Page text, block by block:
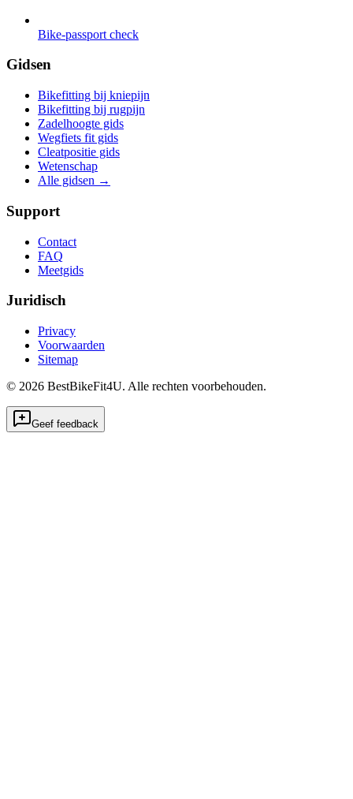
Bike-passport check
Gidsen
Bikefitting bij kniepijn
Bikefitting bij rugpijn
Zadelhoogte gids
Wegfiets fit gids
Cleatpositie gids
Wetenschap
Alle gidsen →
Support
Contact
FAQ
Meetgids
Juridisch
Privacy
Voorwaarden
Sitemap
© 2026 BestBikeFit4U. Alle rechten voorbehouden.
Geef feedback